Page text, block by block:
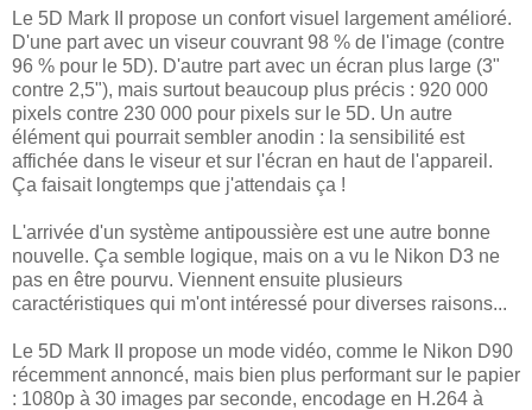
Le 5D Mark II propose un confort visuel largement amélioré.
D'une part avec un viseur couvrant 98 % de l'image (contre
96 % pour le 5D). D'autre part avec un écran plus large (3"
contre 2,5"), mais surtout beaucoup plus précis : 920 000
pixels contre 230 000 pour pixels sur le 5D. Un autre
élément qui pourrait sembler anodin : la sensibilité est
affichée dans le viseur et sur l'écran en haut de l'appareil.
Ça faisait longtemps que j'attendais ça !
L'arrivée d'un système antipoussière est une autre bonne
nouvelle. Ça semble logique, mais on a vu le Nikon D3 ne
pas en être pourvu. Viennent ensuite plusieurs
caractéristiques qui m'ont intéressé pour diverses raisons...
Le 5D Mark II propose un mode vidéo, comme le Nikon D90
récemment annoncé, mais bien plus performant sur le papier
: 1080p à 30 images par seconde, encodage en H.264 à